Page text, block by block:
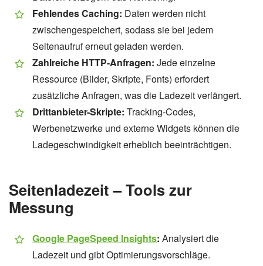
Fehlendes Caching: Daten werden nicht
zwischengespeichert, sodass sie bei jedem
Seitenaufruf erneut geladen werden.
Zahlreiche HTTP-Anfragen: Jede einzelne
Ressource (Bilder, Skripte, Fonts) erfordert
zusätzliche Anfragen, was die Ladezeit verlängert.
Drittanbieter-Skripte: Tracking-Codes,
Werbenetzwerke und externe Widgets können die
Ladegeschwindigkeit erheblich beeinträchtigen.
Seitenladezeit – Tools zur
Messung
Google PageSpeed Insights: Analysiert die
Ladezeit und gibt Optimierungsvorschläge.